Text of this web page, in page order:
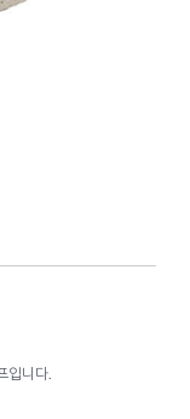
입니다.